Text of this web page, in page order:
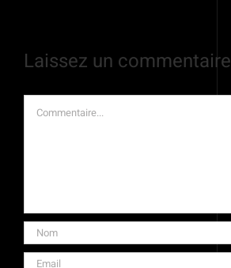
Laissez un commentaire
Commentaire